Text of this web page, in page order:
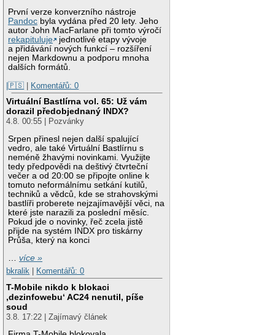
První verze konverzního nástroje
Pandoc byla vydána před 20 lety. Jeho
autor John MacFarlane při tomto výročí
rekapituluje
jednotlivé etapy vývoje
a přidávání nových funkcí – rozšíření
nejen Markdownu a podporu mnoha
dalších formátů.
|🇵🇸 | Komentářů: 0
Virtuální Bastlírna vol. 65: Už vám
dorazil předobjednaný INDX?
4.8. 00:55 | Pozvánky
Srpen přinesl nejen další spalující
vedro, ale také Virtuální Bastlírnu s
neméně žhavými novinkami. Využijte
tedy předpovědi na deštivý čtvrteční
večer a od 20:00 se připojte online k
tomuto neformálnímu setkání kutilů,
techniků a vědců, kde se strahovskými
bastlíři proberete nejzajímavější věci, na
které jste narazili za poslední měsíc.
Pokud jde o novinky, řeč zcela jistě
přijde na systém INDX pro tiskárny
Průša, který na konci
…více »
bkralik
Komentářů: 0
T-Mobile nikdo k blokaci
‚dezinfowebu‘ AC24 nenutil, píše
soud
3.8. 17:22 | Zajímavý článek